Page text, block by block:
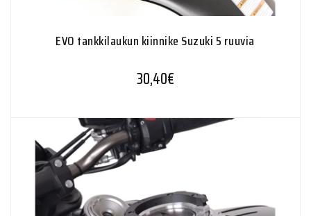
EVO tankkilaukun kiinnike Suzuki 5 ruuvia
30,40€